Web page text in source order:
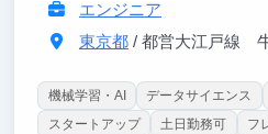
エンジニア
東京都/ 都営大江戸線 牛込
機械学習・AI データサイエンス
スタートアップ
土日勤務可 フ